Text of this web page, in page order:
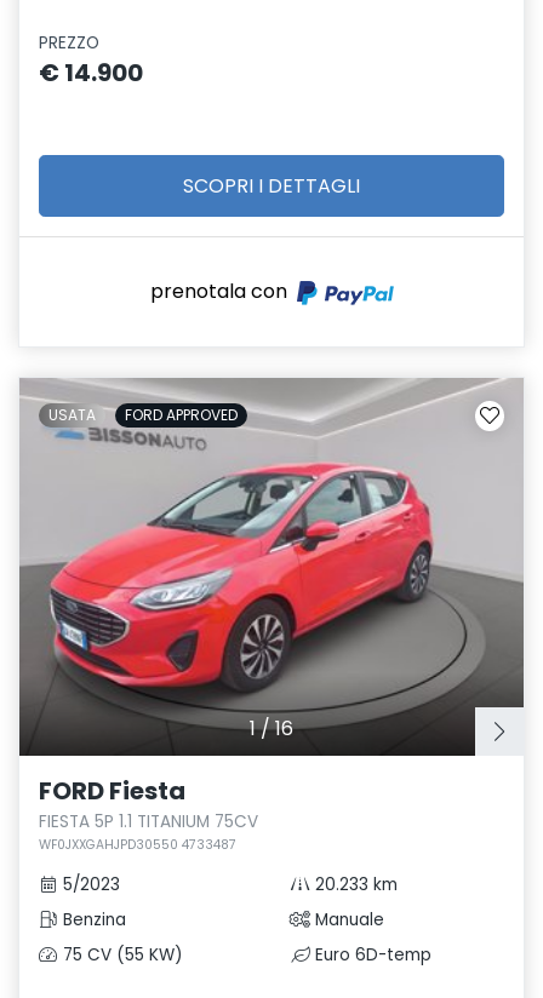
PREZZO
€ 14.900
SCOPRI I DETTAGLI
prenotala con
1/16
USATA FORD APPROVED
FORD Fiesta
FIESTA 5P 1.1 TITANIUM 75CV
WF0JXXGAHJPD30550 4733487
5/2023
20.233 km
Benzina
Manuale
75 CV (55 KW)
Euro 6D-temp